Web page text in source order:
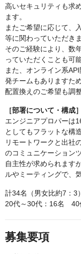
高いセキュリティも求
ます。
またご希望に応じて、
等に関わっていただきま
そのご経験により、数
っていただくことも可
また、オンライン系
発チームもありますため
配置換えのご希望も調
［部署について・構成］
エンジニアプロパーは
としてもフラットな構
リモートワークと出社
のコミュニケーション
自主性が求められます
ルやミーティングで、
計34名（男女比約7：3）
20代～30代：16名 40
募集要項